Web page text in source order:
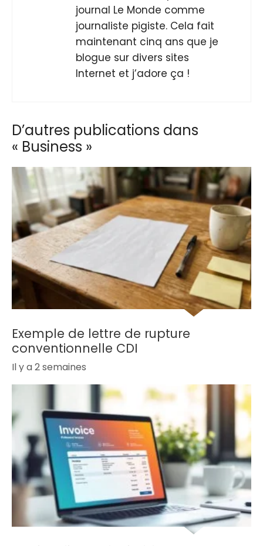
journal Le Monde comme
journaliste pigiste. Cela fait
maintenant cinq ans que je
blogue sur divers sites
Internet et j’adore ça !
D’autres publications dans
« Business »
Exemple de lettre de rupture
conventionnelle CDI
Il y a 2 semaines